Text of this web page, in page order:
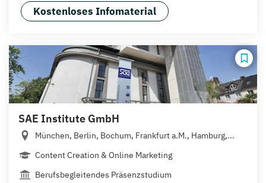
Kostenloses Infomaterial
SAE Institute GmbH
München, Berlin, Bochum, Frankfurt a.M., Hamburg,...
Content Creation & Online Marketing
Berufsbegleitendes Präsenzstudium